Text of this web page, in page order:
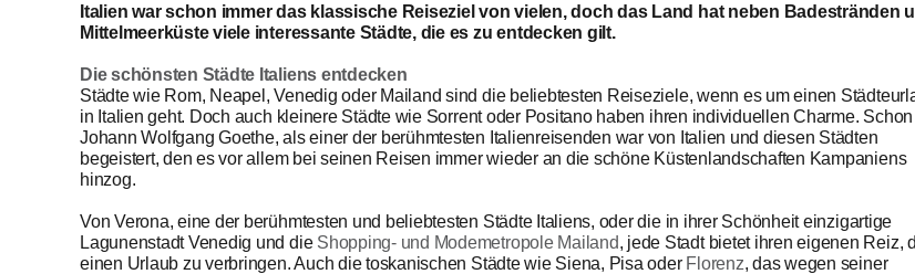
Italien war schon immer das klassische Reiseziel von vielen, doch das Land hat neben Badestränden
Mittelmeerküste viele interessante Städte, die es zu entdecken gilt.
Die schönsten Städte Italiens entdecken
Städte wie Rom, Neapel, Venedig oder Mailand sind die beliebtesten Reiseziele, wenn es um einen
in Italien geht. Doch auch kleinere Städte wie Sorrent oder Positano haben ihren individuellen Charme. Schon
Johann Wolfgang Goethe, als einer der berühmtesten Italienreisenden war von Italien und diesen Städten
begeistert, den es vor allem bei seinen Reisen immer wieder an die schöne Küstenlandschaften Kampaniens
hinzog.
Von Verona, eine der berühmtesten und beliebtesten Städte Italiens, oder die in ihrer Schönheit einzigartige
Lagunenstadt Venedig und die Shopping- und Modemetropole Mailand, jede Stadt bietet ihren eigenen Reiz,
einen Urlaub zu verbringen. Auch die toskanischen Städte wie Siena, Pisa oder Florenz, das wegen seiner